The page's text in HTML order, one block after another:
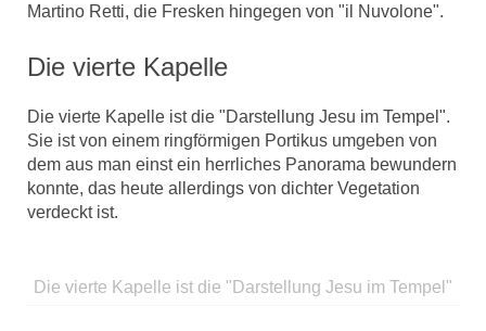
Martino Retti, die Fresken hingegen von "il Nuvolone".
Die vierte Kapelle
Die vierte Kapelle ist die "Darstellung Jesu im Tempel".
Sie ist von einem ringförmigen Portikus umgeben von
dem aus man einst ein herrliches Panorama bewundern
konnte, das heute allerdings von dichter Vegetation
verdeckt ist.
Die vierte Kapelle ist die "Darstellung Jesu im Tempel"